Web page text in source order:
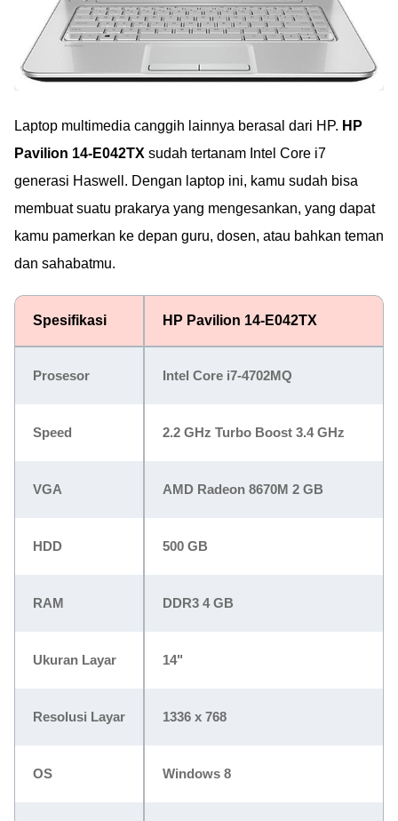
Laptop multimedia canggih lainnya berasal dari HP. HP
Pavilion 14-E042TX sudah tertanam Intel Core i7
generasi Haswell. Dengan laptop ini, kamu sudah bisa
membuat suatu prakarya yang mengesankan, yang dapat
kamu pamerkan ke depan guru, dosen, atau bahkan teman
dan sahabatmu.
Spesifikasi HP Pavilion 14-E042TX
Prosesor Intel Core i7-4702MQ
Speed 2.2 GHz Turbo Boost 3.4 GHz
VGA AMD Radeon 8670M 2 GB
HDD 500 GB
RAM DDR3 4 GB
Ukuran Layar 14"
Resolusi Layar 1336 x 768
OS Windows 8